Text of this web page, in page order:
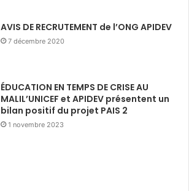
AVIS DE RECRUTEMENT de l’ONG APIDEV
7 décembre 2020
ÉDUCATION EN TEMPS DE CRISE AU
MALIL’UNICEF et APIDEV présentent un
bilan positif du projet PAIS 2
1 novembre 2023